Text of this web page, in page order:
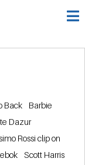
Back
Barbie
Dazur
Rossi clip on
Scott Harris